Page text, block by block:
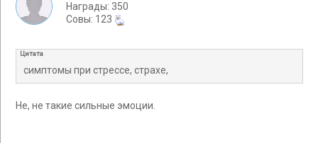
Награды: 350
Cовы: 123
Цитата
симптомы при стрессе, страхе,
Не, не такие сильные эмоции.